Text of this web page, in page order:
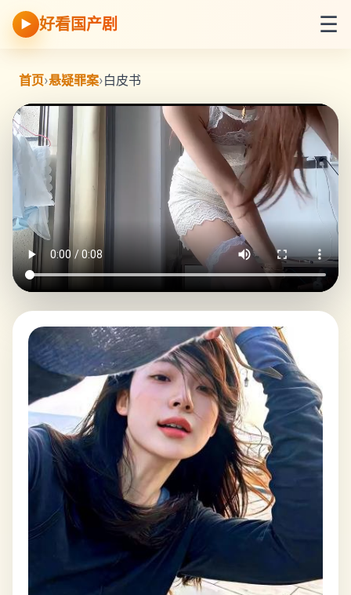
▶ 好看国产剧 ☰
首页›悬疑罪案›白皮书